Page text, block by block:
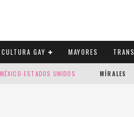
GAY MAYORES TRANS
ESTADOS UNIDOS MÍRALES